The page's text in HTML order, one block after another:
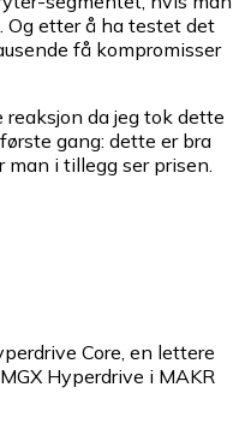
Og etter å ha testet det
få kompromisser
reaksjon da jeg tok dette
gang: dette er bra
man i tillegg ser prisen.
Core, en lettere
Hyperdrive i MAKR